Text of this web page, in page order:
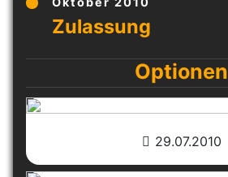
Optionen
29.07.2010